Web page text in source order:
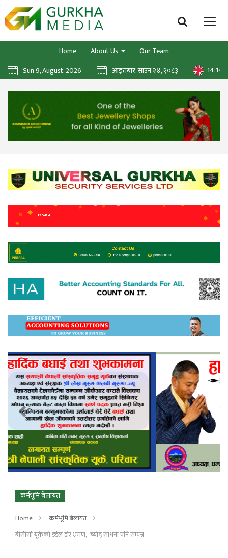
Home About Us
Our Team
Sun 9, August, 2026
आइतबार, साउन २४, २०८३
कर्मभूमि बेलायत
Home
कर्मभूमि बेलायत
बीसीसी यूकेको डर्डल डोर भ्रमण, च्योद् साधना पनि सम्पन्न